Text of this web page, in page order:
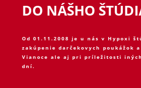
DO NÁŠHO
Od 01.11.2008 je u nás v Hypoxi
zakúpenie darčekovych poukážok
Vianoce ale aj pri príležitosti
dní.